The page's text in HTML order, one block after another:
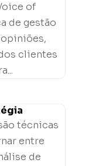
of
de gestão
clientes
técnicas
entre
de